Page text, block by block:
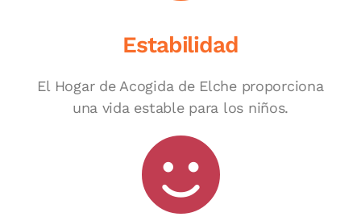
Estabilidad
El Hogar de Acogida de Elche proporciona
una vida estable para los niños.